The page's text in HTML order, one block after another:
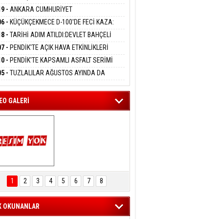
Kaynas
TUTUTKLANDI
HİZMET VERİLDİ
- ANKARA CUMHURİYET
ÖZGÜR ÖZEL VE VELİ
HAKKINDA FEZLEKE
- KÜÇÜKÇEKMECE D-100'DE FECİ KAZA:
İETT OTOBÜSÜNE ÇARPTI 3 KİŞİ
KAYBETTİ
- TARİHİ ADIM ATILDI:DEVLET BAHÇELİ
TÜRKİYE' ÇERÇEVE YASA TEKLİFİNİ
- PENDİK'TE AÇIK HAVA ETKİNLİKLERİ
SİNEMASIYLA BAŞLADI
- PENDİK'TE KAPSAMLI ASFALT SERİMİ
- TUZLALILAR AĞUSTOS AYINDA DA
DOYACAK
GALERİ
ENGELSİZ
FESTİVALİ
KONSERİ
MEST
1 2 3 4 5 6 7 8
OKUNANLAR